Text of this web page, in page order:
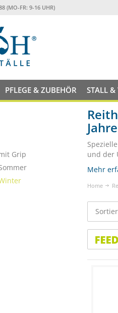
(MO-FR: 9-16 UHR)
PFLEGE & ZUBEHÖR STALL &
und der
Mehr
Home
Grip